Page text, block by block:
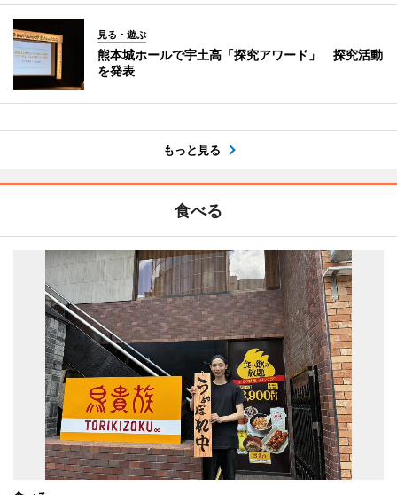
見る・遊ぶ
熊本城ホールで宇土高「探究アワード」 探究活動
を発表
もっと見る
食べる